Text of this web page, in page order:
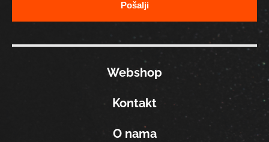
Webshop
Kontakt
O nama